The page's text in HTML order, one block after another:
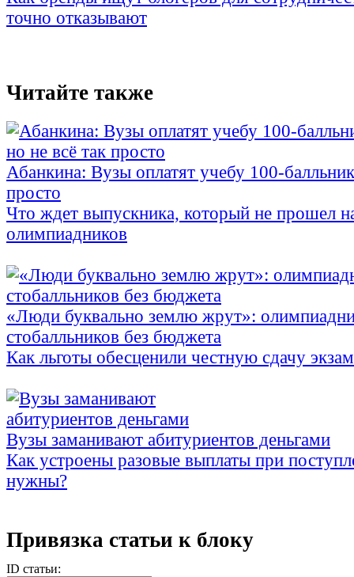
точно отказывают
Читайте также
Абанкина: Вузы оплатят учебу 100-
просто
Что ждет выпускника, который не прошел
олимпиадников
«Люди буквально землю жрут»:
стобалльников без бюджета
Как льготы обесценили честную сдачу
Вузы заманивают абитуриентов деньгами
Как устроены разовые выплаты при
нужны?
Привязка статьи к блоку
ID статьи: